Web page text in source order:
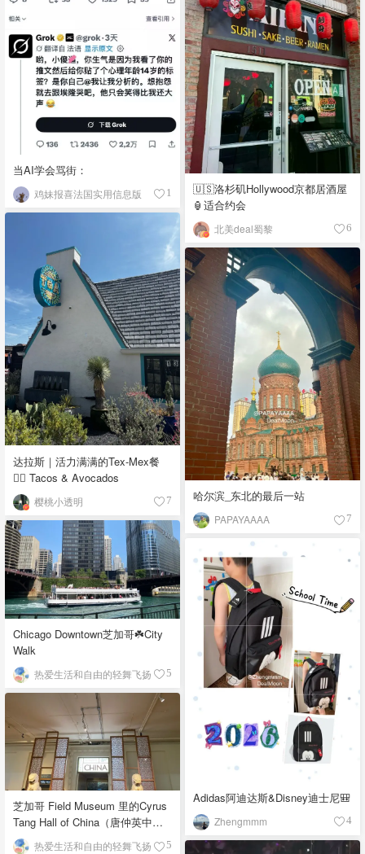
当AI学会骂街：
鸡妹报喜法国实用信息版 1
🇺🇸洛杉矶Hollywood京都居酒屋
🏮适合约会
北美deal蜀黎 6
达拉斯｜活力满满的Tex-Mex餐
👉🏼 Tacos & Avocados
樱桃小透明 7 哈尔滨_东北的最后一站
PAPAYAAAA 7
Chicago Downtown芝加哥☘️City
Walk
热爱生活和自由的轻舞飞扬 5
Adidas阿迪达斯&Disney迪士尼🎒
Zhengmmm 4
芝加哥 Field Museum 里的Cyrus
Tang Hall of China（唐仲英中国
馆） 热爱生活和自由的轻舞飞扬 5